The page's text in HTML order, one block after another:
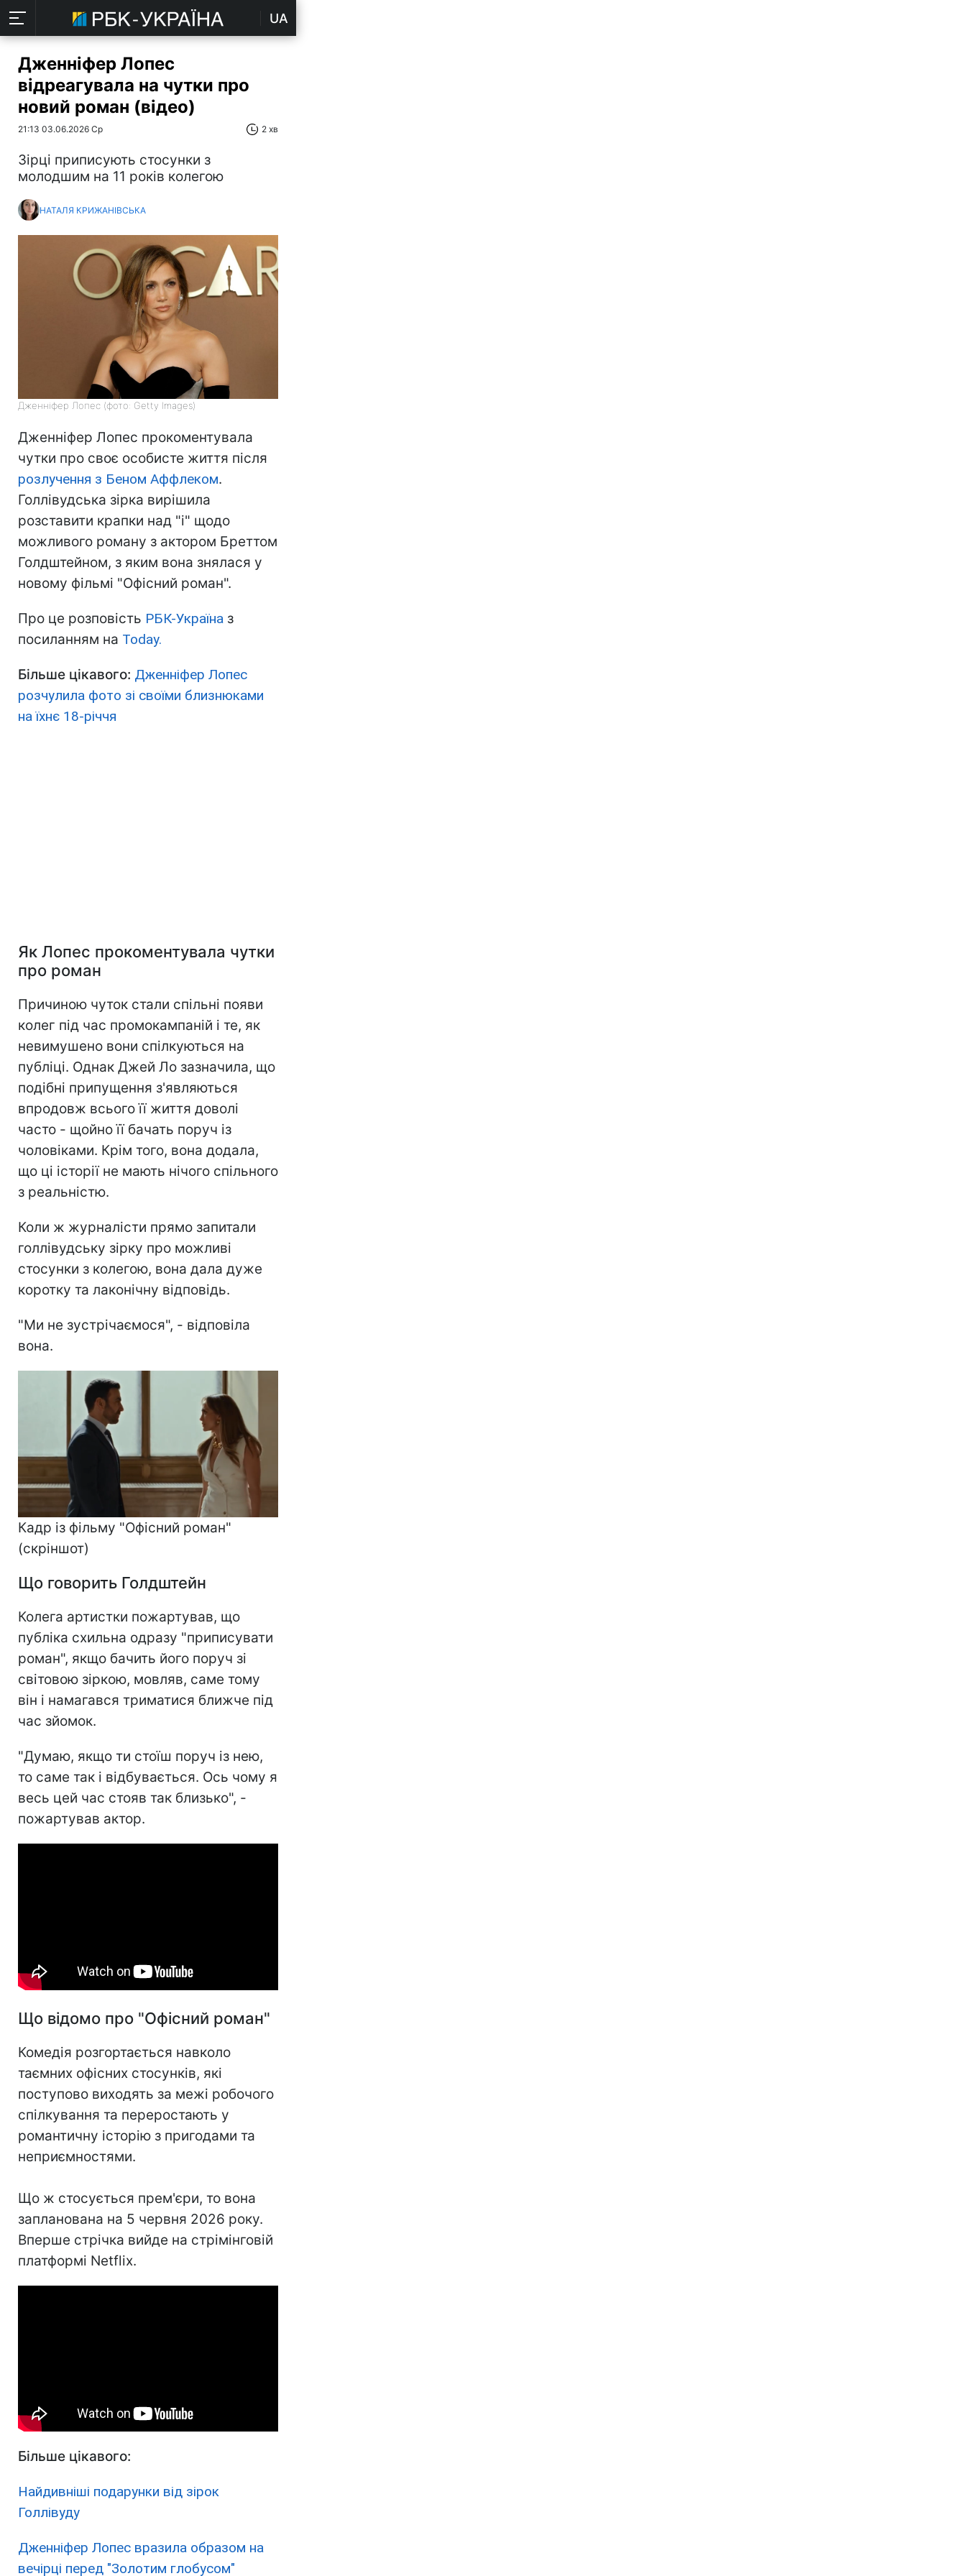
UA
Дженніфер Лопес
відреагувала на чутки про
новий роман (відео)
21:13 03.06.2026 Ср 2 хв
Зірці приписують стосунки з
молодшим на 11 років колегою
НАТАЛЯ КРИЖАНІВСЬКА
Дженніфер Лопес (фото: Getty Images)
Дженніфер Лопес прокоментувала
чутки про своє особисте життя після
розлучення з Беном Аффлеком.
Голлівудська зірка вирішила
розставити крапки над "і" щодо
можливого роману з актором Бреттом
Голдштейном, з яким вона знялася у
новому фільмі "Офісний роман".
Про це розповість РБК-Україна з
посиланням на Today.
Більше цікавого: Дженніфер Лопес
розчулила фото зі своїми близнюками
на їхнє 18-річчя
Як Лопес прокоментувала чутки
про роман
Причиною чуток стали спільні появи
колег під час промокампаній і те, як
невимушено вони спілкуються на
публіці. Однак Джей Ло зазначила, що
подібні припущення з'являються
впродовж всього її життя доволі
часто - щойно її бачать поруч із
чоловіками. Крім того, вона додала,
що ці історії не мають нічого спільного
з реальністю.
Коли ж журналісти прямо запитали
голлівудську зірку про можливі
стосунки з колегою, вона дала дуже
коротку та лаконічну відповідь.
"Ми не зустрічаємося", - відповіла
вона.
Кадр із фільму "Офісний роман"
(скріншот)
Що говорить Голдштейн
Колега артистки пожартував, що
публіка схильна одразу "приписувати
роман", якщо бачить його поруч зі
світовою зіркою, мовляв, саме тому
він і намагався триматися ближче під
час зйомок.
"Думаю, якщо ти стоїш поруч із нею,
то саме так і відбувається. Ось чому я
весь цей час стояв так близько", -
пожартував актор.
Що відомо про "Офісний роман"
Комедія розгортається навколо
таємних офісних стосунків, які
поступово виходять за межі робочого
спілкування та переростають у
романтичну історію з пригодами та
неприємностями.
Що ж стосується прем'єри, то вона
запланована на 5 червня 2026 року.
Вперше стрічка вийде на стрімінговій
платформі Netflix.
Більше цікавого:
Найдивніші подарунки від зірок
Голлівуду
Дженніфер Лопес вразила образом на
вечірці перед "Золотим глобусом"